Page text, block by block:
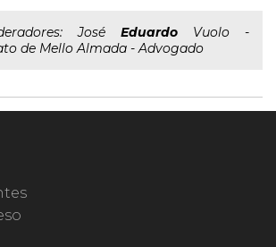
José Eduardo Vuolo -
de Mello Almada - Advogado